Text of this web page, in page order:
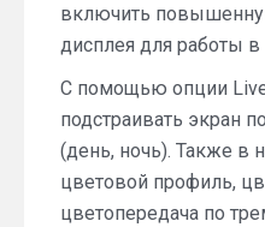
включить
дисплея для работы в
С помощью опции
подстраивать экран
(день, ночь). Также в
цветовой профиль,
цветопередача по